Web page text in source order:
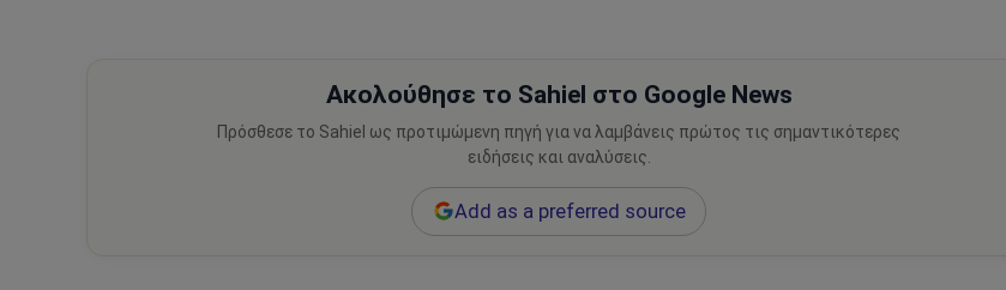
Ακολούθησε το Sahiel στο Google News
Πρόσθεσε το Sahiel ως προτιμώμενη πηγή για να λαμβάνεις πρώτος τις σημαντικότερες
ειδήσεις και αναλύσεις.
Add as a preferred source